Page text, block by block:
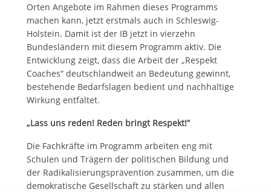
Orten Angebote im Rahmen dieses Programms
machen kann, jetzt erstmals auch in Schleswig-
Holstein. Damit ist der IB jetzt in vierzehn
Bundesländern mit diesem Programm aktiv. Die
Entwicklung zeigt, dass die Arbeit der „Respekt
Coaches“ deutschlandweit an Bedeutung gewinnt,
bestehende Bedarfslagen bedient und nachhaltige
Wirkung entfaltet.
„Lass uns reden! Reden bringt Respekt!“
Die Fachkräfte im Programm arbeiten eng mit
Schulen und Trägern der politischen Bildung und
der Radikalisierungsprävention zusammen, um die
demokratische Gesellschaft zu stärken und allen